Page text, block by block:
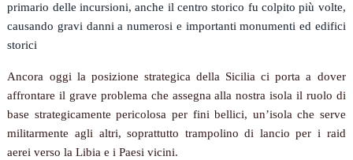
primario delle incursioni, anche il centro storico fu colpito più volte,
causando gravi danni a numerosi e importanti monumenti ed edifici
storici
Ancora oggi la posizione strategica della Sicilia ci porta a dover
affrontare il grave problema che assegna alla nostra isola il ruolo di
base strategicamente pericolosa per fini bellici, un’isola che serve
militarmente agli altri, soprattutto trampolino di lancio per i raid
aerei verso la Libia e i Paesi vicini.